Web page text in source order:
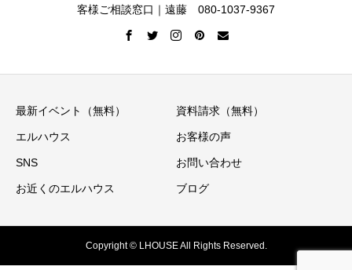
客様ご相談窓口｜遠藤 080-1037-9367
最新イベント（無料） 資料請求（無料）
エルハウス お客様の声
SNS お問い合わせ
お近くのエルハウス ブログ
Copyright © LHOUSE All Rights Reserved.